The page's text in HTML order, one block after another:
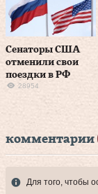
Сенаторы США
отменили свои
поездки в РФ
28954
комментарии
Для того, чтобы